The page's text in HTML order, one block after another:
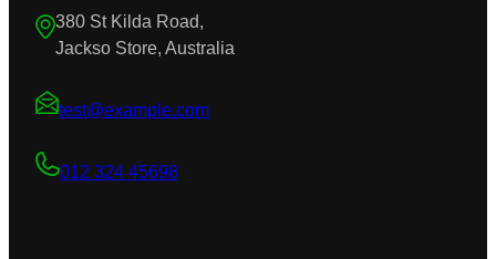
380 St Kilda Road,
Jackso Store, Australia
test@example.com
012 324 45698